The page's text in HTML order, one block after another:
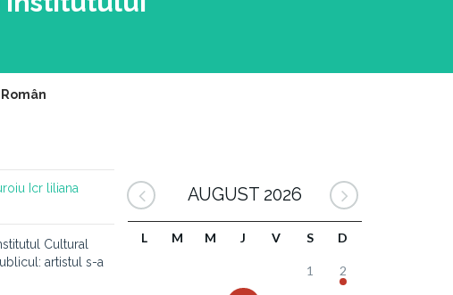
Icr liliana
Cultural
artistul s-a
AUGUST 2026
L M M J V S D
1 2